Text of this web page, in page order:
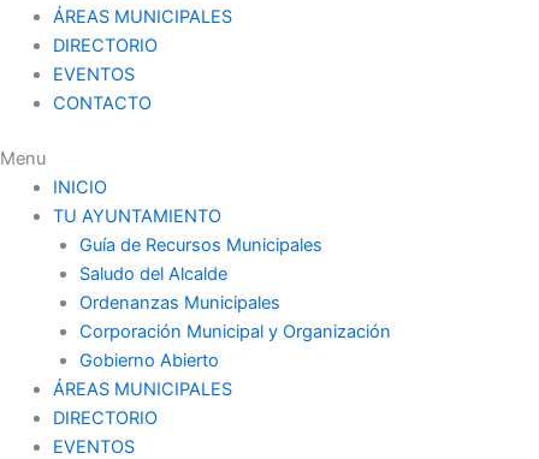
ÁREAS MUNICIPALES
DIRECTORIO
EVENTOS
CONTACTO
Menu
INICIO
TU AYUNTAMIENTO
Guía de Recursos Municipales
Saludo del Alcalde
Ordenanzas Municipales
Corporación Municipal y Organización
Gobierno Abierto
ÁREAS MUNICIPALES
DIRECTORIO
EVENTOS